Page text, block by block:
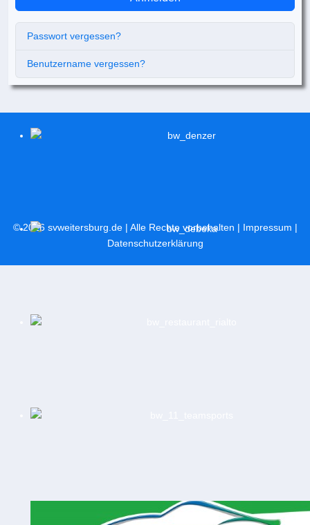
Passwort vergessen?
Benutzername vergessen?
© 2026 svweitersburg.de| Alle Rechte vorbehalten | Impressum |
Datenschutzerklärung